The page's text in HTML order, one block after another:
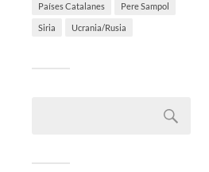
Países Catalanes Pere Sampol
Siria Ucrania/Rusia